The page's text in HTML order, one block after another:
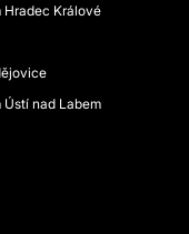
Hradec Králové
nad Labem